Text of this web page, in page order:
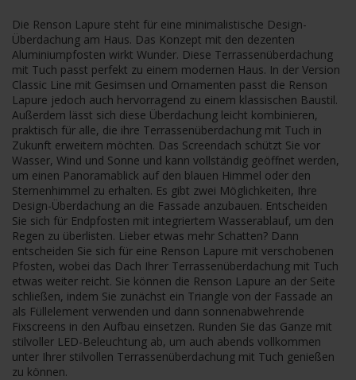
Die Renson Lapure steht für eine minimalistische Design-
Überdachung am Haus. Das Konzept mit den dezenten
Aluminiumpfosten wirkt Wunder. Diese Terrassenüberdachung
mit Tuch passt perfekt zu einem modernen Haus. In der Version
Classic Line mit Gesimsen und Ornamenten passt die Renson
Lapure jedoch auch hervorragend zu einem klassischen Baustil.
Außerdem lässt sich diese Überdachung leicht kombinieren,
praktisch für alle, die ihre Terrassenüberdachung mit Tuch in
Zukunft erweitern möchten. Das Screendach schützt Sie vor
Wasser, Wind und Sonne und kann vollständig geöffnet werden,
um einen Panoramablick auf den blauen Himmel oder den
Sternenhimmel zu erhalten. Es gibt zwei Möglichkeiten, Ihre
Design-Überdachung an die Fassade anzubauen. Entscheiden
Sie sich für Endpfosten mit integriertem Wasserablauf, um den
Regen zu überlisten. Lieber etwas mehr Schatten? Dann
entscheiden Sie sich für eine Renson Lapure mit verschobenen
Pfosten, wobei das Dach Ihrer Terrassenüberdachung mit Tuch
etwas weiter reicht. Sie können die Renson Lapure an der Seite
schließen, indem Sie zunächst ein Triangle von der Fassade an
als Füllelement verwenden und dann sonnenabwehrende
Fixscreens in den Aufbau einsetzen. Runden Sie das Ganze mit
stilvoller LED-Beleuchtung ab, um auch abends vollkommen
unter Ihrer stilvollen Terrassenüberdachung mit Tuch genießen
zu können.